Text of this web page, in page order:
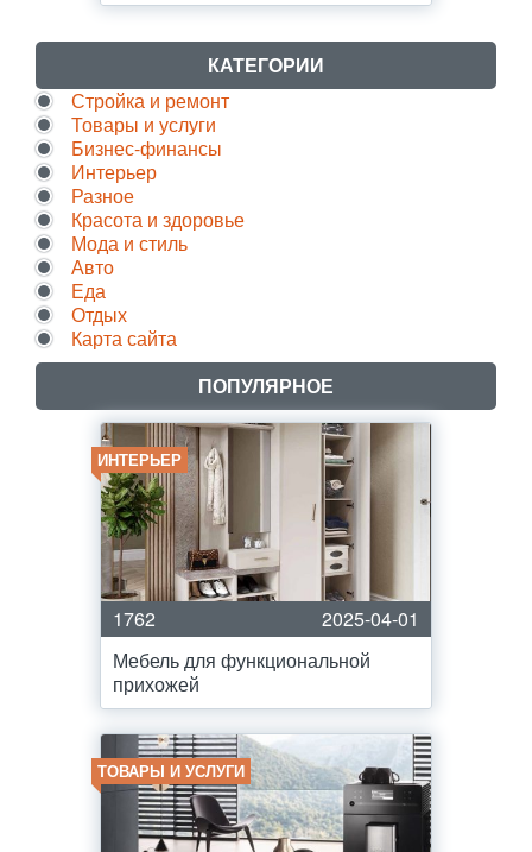
КАТЕГОРИИ
Стройка и ремонт
Товары и услуги
Бизнес-финансы
Интерьер
Разное
Красота и здоровье
Мода и стиль
Авто
Еда
Отдых
Карта сайта
ПОПУЛЯРНОЕ
ИНТЕРЬЕР
1762
2025-04-01
Мебель для функциональной
прихожей
ТОВАРЫ И УСЛУГИ